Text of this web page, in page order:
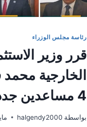
رئاسة مجلس الوزراء
قرر وزير
الخارجية محمد
4 مساعدين جدد
بواسطة halgendy2000 مايو